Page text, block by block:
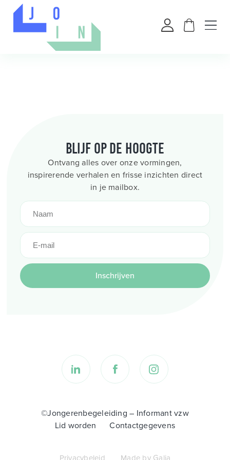
Blijf op de hoogte
Ontvang alles over onze vormingen,
inspirerende verhalen en frisse inzichten direct
in je mailbox.
Inschrijven
©Jongerenbegeleiding – Informant vzw
Lid worden
Contactgegevens